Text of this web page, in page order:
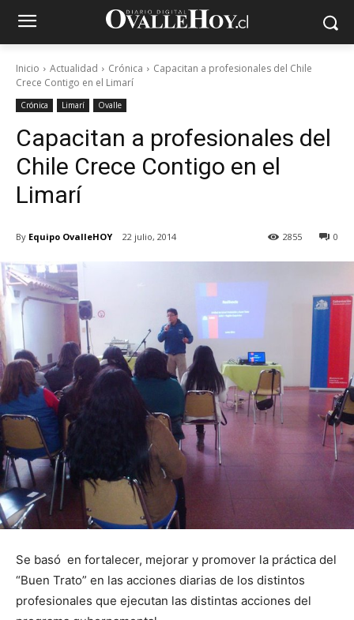
Inicio Actualidad Crónica
Capacitan a profesionales del Chile
Crece Contigo en el Limarí
Crónica Limarí Ovalle
Capacitan a profesionales del
Chile Crece Contigo en el
Limarí
By Equipo OvalleHOY 22 julio, 2014 0
2855
Se basó en fortalecer, mejorar y promover la práctica del
“Buen Trato” en las acciones diarias de los distintos
profesionales que ejecutan las distintas acciones del